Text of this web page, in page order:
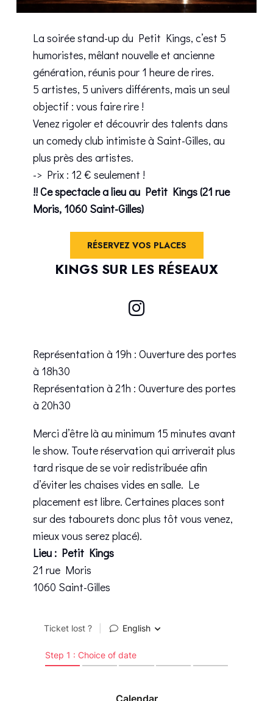
La soirée stand-up du Petit Kings, c’est 5
humoristes, mêlant nouvelle et ancienne
génération, réunis pour 1 heure de rires.
5 artistes, 5 univers différents, mais un seul
objectif : vous faire rire !
Venez rigoler et découvrir des talents dans
un comedy club intimiste à Saint-Gilles, au
plus près des artistes.
-> Prix : 12 € seulement !
!! Ce spectacle a lieu au Petit Kings (21 rue
Moris, 1060 Saint-Gilles)
RÉSERVEZ VOS PLACES
KINGS SUR LES RÉSEAUX
Représentation à 19h : Ouverture des portes
à 18h30
Représentation à 21h : Ouverture des portes
à 20h30
Merci d’être là au minimum 15 minutes avant
le show. Toute réservation qui arriverait plus
tard risque de se voir redistribuée afin
d’éviter les chaises vides en salle. Le
placement est libre. Certaines places sont
sur des tabourets donc plus tôt vous venez,
mieux vous serez placé).
Lieu : Petit Kings
21 rue Moris
1060 Saint-Gilles